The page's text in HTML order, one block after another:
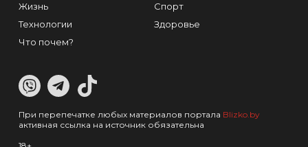
Жизнь
Технологии
Что почем?
Спорт
Здоровье
При перепечатке любых материалов портала Blizko.by
активная ссылка на источник обязательна